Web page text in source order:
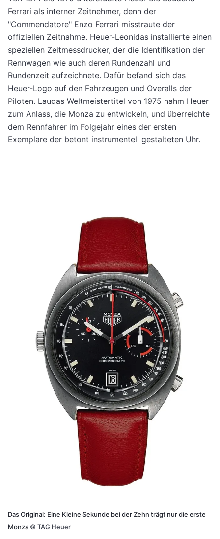
Ferrari als interner Zeitnehmer, denn der
"Commendatore" Enzo Ferrari misstraute der
offiziellen Zeitnahme. Heuer-Leonidas installierte einen
speziellen Zeitmessdrucker, der die Identifikation der
Rennwagen wie auch deren Rundenzahl und
Rundenzeit aufzeichnete. Dafür befand sich das
Heuer-Logo auf den Fahrzeugen und Overalls der
Piloten. Laudas Weltmeistertitel von 1975 nahm Heuer
zum Anlass, die Monza zu entwickeln, und überreichte
dem Rennfahrer im Folgejahr eines der ersten
Exemplare der betont instrumentell gestalteten Uhr.
Das Original: Eine Kleine Sekunde bei der Zehn trägt nur die erste
Monza © TAG Heuer